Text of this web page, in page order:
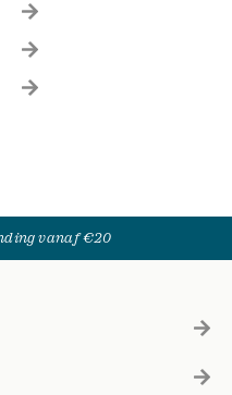
vanaf €20